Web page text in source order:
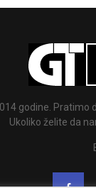
godine. Pratimo
Ukoliko želite da